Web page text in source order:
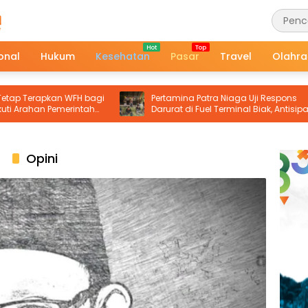
Hukum Kesehatan Pasar Travel
WFH bagi
Pertamina Patra Niaga Uji Respons
Darurat di Fuel Terminal Biak, Antisipasi
Risiko Kebakaran dan Tumpahan BBM
Opini